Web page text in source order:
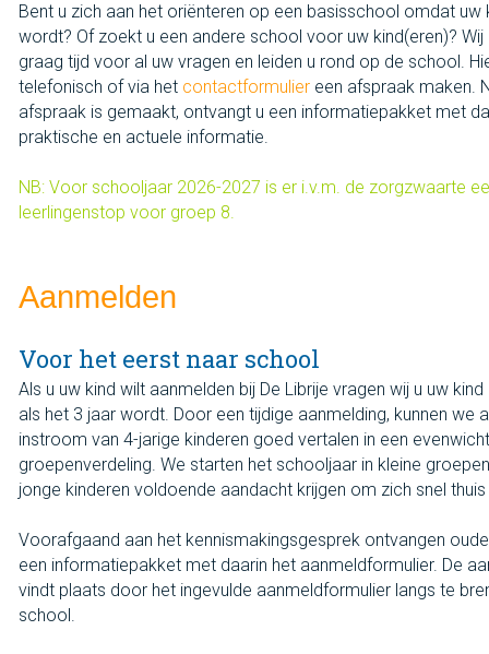
Bent u zich aan het oriënteren op een basisschool omdat uw
wordt? Of zoekt u een andere school voor uw kind(eren)? Wij
graag tijd voor al uw vragen en leiden u rond op de school.
telefonisch of via het contactformuliereen afspraak maken.
afspraak is gemaakt, ontvangt u een informatiepakket met
praktische en actuele informatie.
NB: Voor schooljaar 2026-2027 is er i.v.m. de zorgzwaarte
leerlingenstop voor groep 8.
Aanmelden
Voor het eerst naar school
Als u uw kind wilt aanmelden bij De Librije vragen wij u uw
als het 3 jaar wordt. Door een tijdige aanmelding, kunnen we
instroom van 4-jarige kinderen goed vertalen in een
groepenverdeling. We starten het schooljaar in kleine
jonge kinderen voldoende aandacht krijgen om zich snel
Voorafgaand aan het kennismakingsgesprek ontvangen
een informatiepakket met daarin het aanmeldformulier. De
vindt plaats door het ingevulde aanmeldformulier langs te
school.